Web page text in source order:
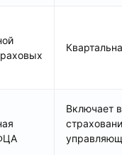
Включает